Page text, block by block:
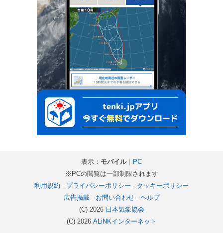
表示： モバイル｜
PC
※PCの閲覧は一部制限されます
利用規約 - プライバシーポリシー - クッキーポリシー
広告掲載- お問い合わせ- ヘルプ
(C) 2026 日本気象協会
(C) 2026 ALiNKインターネット